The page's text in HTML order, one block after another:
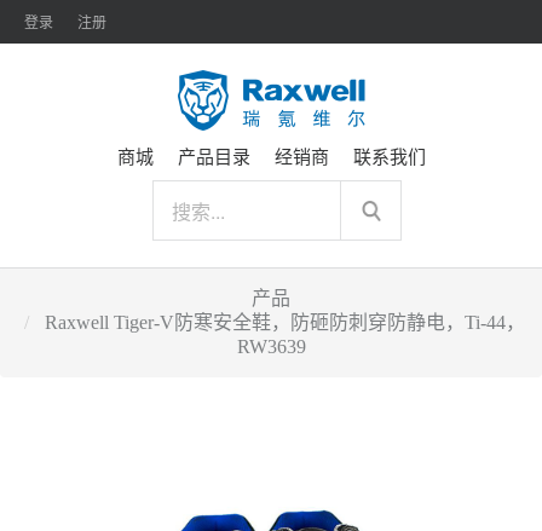
登录 注册
商城 产品目录 经销商 联系我们
产品
Raxwell Tiger-V防寒安全鞋，防砸防刺穿防静电，Ti-44，
RW3639